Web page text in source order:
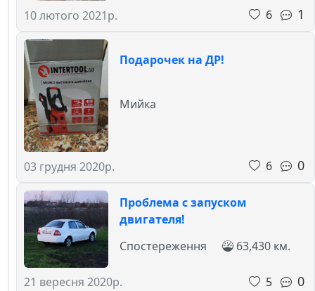
10 лютого 2021р. 6 1
Подарочек на ДР!
03 грудня 2020р.
Мийка
6 0
Проблема с запуском
двигателя!
21 вересня 2020р.
Спостереження 63,430 км.
5 0